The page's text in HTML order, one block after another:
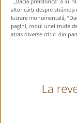
altor cărți despre
lucrare monumentală,
pagini, rodul unei trude
atras diverse critici din
La